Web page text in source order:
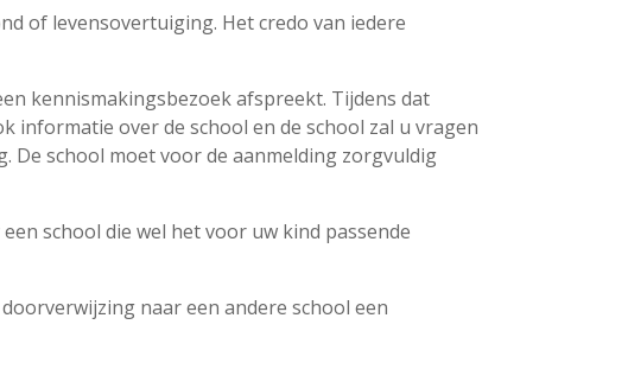
of levensovertuiging. Het credo van iedere
kennismakingsbezoek afspreekt. Tijdens dat
informatie over de school en de school zal u vragen
De school moet voor de aanmelding zorgvuldig
school die wel het voor uw kind passende
naar een andere school een